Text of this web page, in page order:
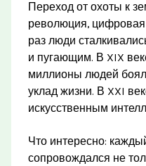
Переход от охоты к
революция,
раз люди
и пугающим. В XIX
миллионы людей
уклад жизни. В XXI
искусственным
Что интересно:
сопровождался не